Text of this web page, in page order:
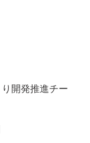
開発推進チー